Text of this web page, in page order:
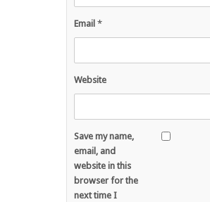
Email *
Website
Save my name,
email, and
website in this
browser for the
next time I